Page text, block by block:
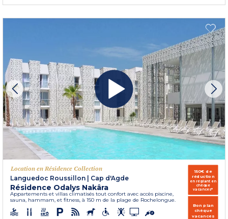
Location en Résidence Collection
Languedoc Roussillon
Cap d'Agde
Résidence Odalys Nakâra
Appartements et villas climatisés tout confort avec accès piscine,
sauna, hammam, et fitness, à 150 m de la plage de Rochelongue.
150€ de
réduction
en réglant en
chèque
vacances*
Bon plan
chèque
vacances